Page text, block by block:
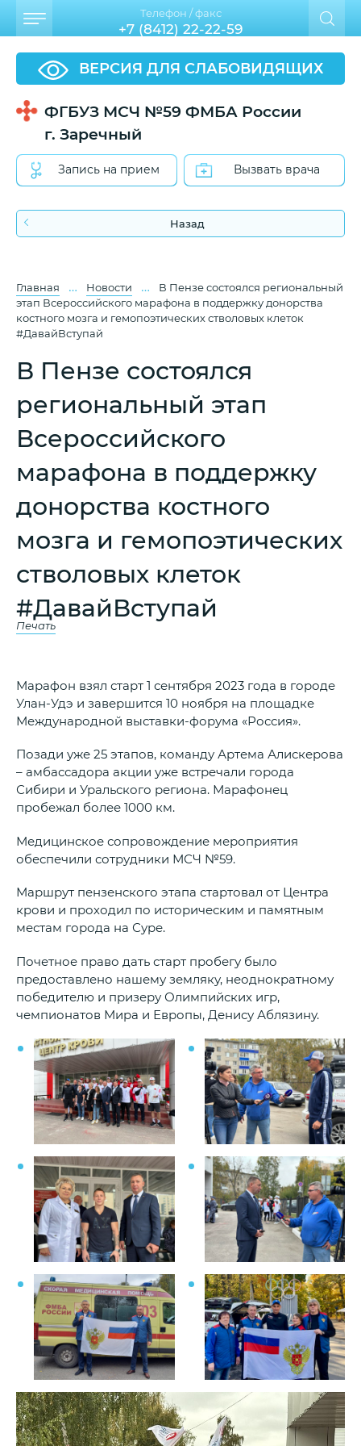
ВЕРСИЯ ДЛЯ СЛАБОВИДЯЩИХ
ФГБУЗ МСЧ №59 ФМБА России
г. Заречный
Запись на прием Вызвать врача
Телефон / факс
+7 (8412) 22-22-59
Назад
Главная … Новости …
В Пензе состоялся региональный
этап Всероссийского марафона в поддержку донорства
костного мозга и гемопоэтических стволовых клеток
#ДавайВступай
В Пензе состоялся
региональный этап
Всероссийского
марафона в поддержку
донорства костного
мозга и гемопоэтических
стволовых клеток
#ДавайВступай
Печать
Марафон взял старт 1 сентября 2023 года в городе
Улан-Удэ и завершится 10 ноября на площадке
Международной выставки-форума «Россия».
Позади уже 25 этапов, команду Артема Алискерова
– амбассадора акции уже встречали города
Сибири и Уральского региона. Марафонец
пробежал более 1000 км.
Медицинское сопровождение мероприятия
обеспечили сотрудники МСЧ №59.
Маршрут пензенского этапа стартовал от Центра
крови и проходил по историческим и памятным
местам города на Суре.
Почетное право дать старт пробегу было
предоставлено нашему земляку, неоднократному
победителю и призеру Олимпийских игр,
чемпионатов Мира и Европы, Денису Аблязину.